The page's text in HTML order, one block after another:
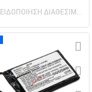
ΕΙΔΟΠΟΙΗΣΗ